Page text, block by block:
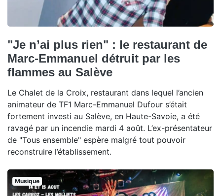
"Je n’ai plus rien" : le restaurant de
Marc-Emmanuel détruit par les
flammes au Salève
Le Chalet de la Croix, restaurant dans lequel l’ancien
animateur de TF1 Marc-Emmanuel Dufour s’était
fortement investi au Salève, en Haute-Savoie, a été
ravagé par un incendie mardi 4 août. L’ex-présentateur
de "Tous ensemble" espère malgré tout pouvoir
reconstruire l’établissement.
Musique